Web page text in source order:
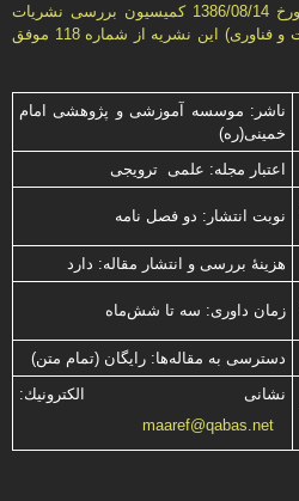
بر اساس مجوز شماره 6776/3 مورخ 1386/08/14 كمیسیون بررسى نشریات
علمى كشور (وزارت علوم، تحقیقات و فناورى) این نشریه از شماره 118 موفق
ناشر: موسسه آموزشی و پژوهشی امام
خمینی(ره)
اعتبار مجله: علمی ترویجی
نوبت انتشار: دو فصل نامه
هزینۀ بررسی و انتشار مقاله: دارد
زمان داوری: سه تا شش‌ماه
دسترسی به مقاله‌ها: رایگان (تمام متن)
نشانی الكترونیك:
maaref@qabas.net